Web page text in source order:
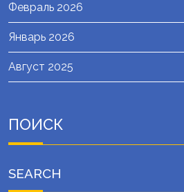
Февраль 2026
Январь 2026
Август 2025
ПОИСК
SEARCH